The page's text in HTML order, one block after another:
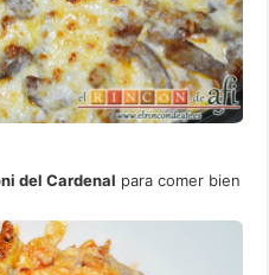
del Cardenal para comer bien